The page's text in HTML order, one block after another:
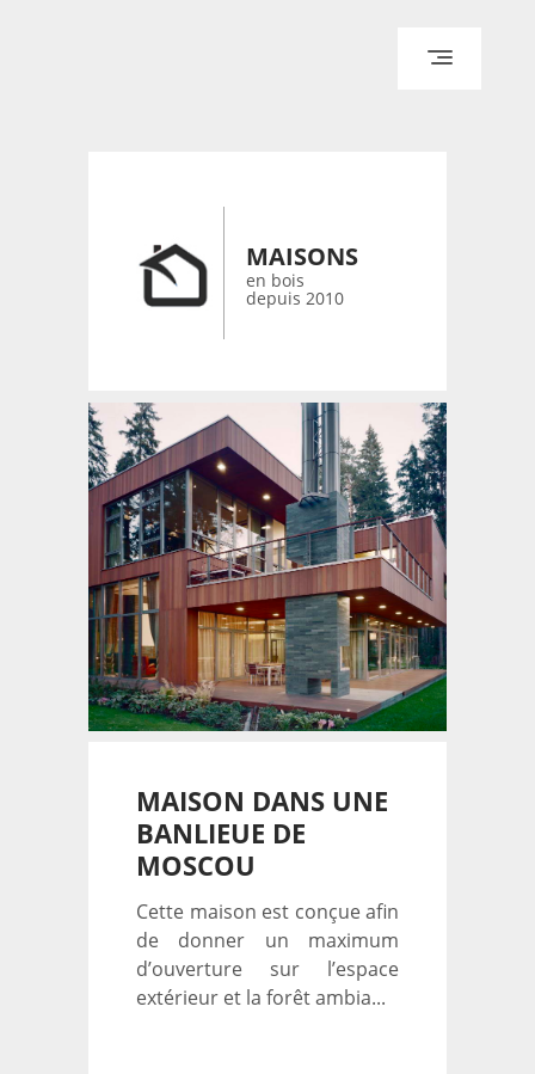
CONTACT
MAISONS
en bois
depuis 2010
MAISON DANS UNE
BANLIEUE DE
MOSCOU
Cette maison est conçue afin
de donner un maximum
d’ouverture sur l’espace
extérieur et la forêt ambia...